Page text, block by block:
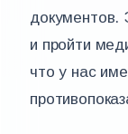
документов.
и пройти
что у нас